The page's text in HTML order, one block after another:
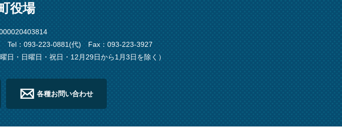
役場
Tel：093-223-0881(代)
Fax：093-223-3927
日・日曜日・祝日・12月29日から1月3日を除く）
各種お問い合わせ